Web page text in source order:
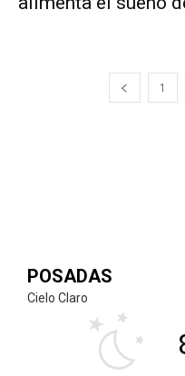
1
POSADAS
Cielo Claro